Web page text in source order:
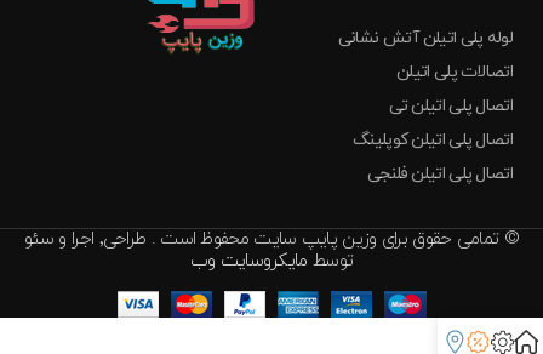
لوله پلی اتیلن آتش نشانی
اتصالات پلی اتیلن
اتصال پلی اتیلن تی
اتصال پلی اتیلن کوپلینگ
اتصال پلی اتیلن فلنجی
© تمامی حقوق برای وزین پایپ سایت محفوظ است . طراحی٬ اجرا و سئو
توسط مایکروسایت وب